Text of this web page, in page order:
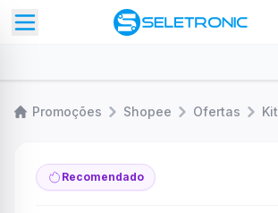
Promoções Shopee Ofertas
Recomendado